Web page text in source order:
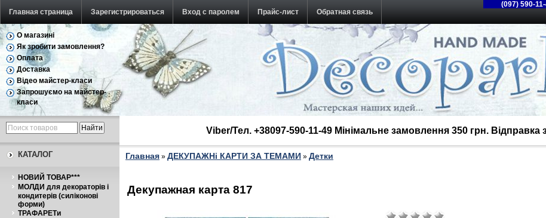
Главная страница Зарегистрироваться Вход с паролем Прайс-лист Обратная связь
(097) 590-
О магазині
Як зробити замовлення?
Оплата
Доставка
Відео майстер-класи
Запрошуємо на майстер-
класи
КАТАЛОГ
НОВИЙ ТОВАР***
МОЛДИ для декораторів і
кондитерів (силіконові
форми)
ТРАФАРЕТи
Viber/Тел. +38097-590-11-49 Мінімальне замовлення 350 грн.
Главная » ДЕКУПАЖНі КАРТИ ЗА ТЕМАМИ » Детки
Декупажная карта 817